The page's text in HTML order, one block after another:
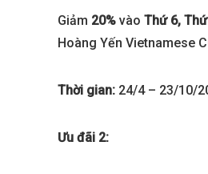
Giảm 20% vào Thứ 6,
Hoàng Yến Vietnamese
Thời gian: 24/4 – 23/10/
Ưu đãi 2: